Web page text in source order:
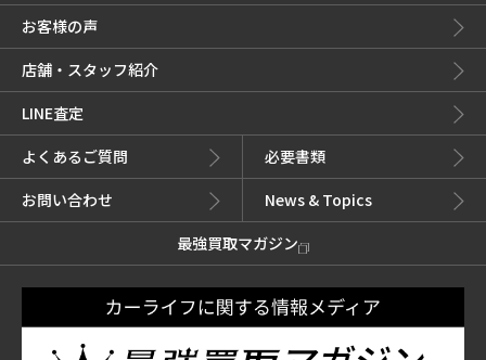
お客様の声
店舗・スタッフ紹介
LINE査定
よくあるご質問
必要書類
お問い合わせ
News & Topics
最強買取マガジン